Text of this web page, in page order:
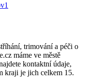
1
trimování a péči o
máme ve městě
kontaktní údaje,
kraji je jich celkem 15.